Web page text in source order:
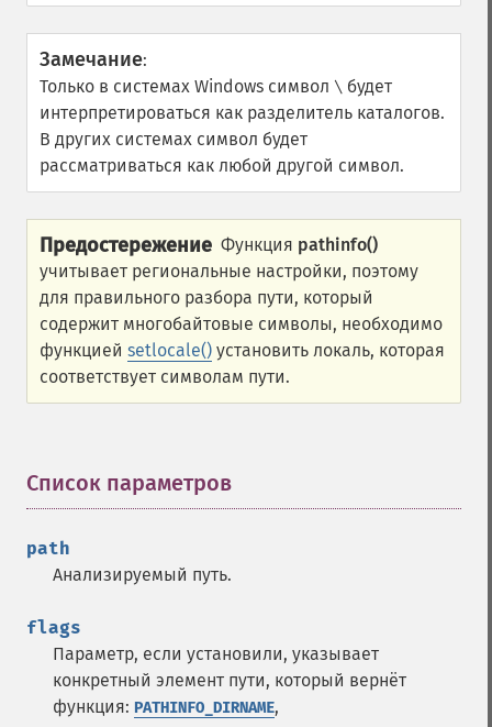
Замечание:
Только в системах Windows символ \ будет
интерпретироваться как разделитель каталогов.
В других системах символ будет
рассматриваться как любой другой символ.
Предостережение Функция pathinfo()
учитывает региональные настройки, поэтому
для правильного разбора пути, который
содержит многобайтовые символы, необходимо
функцией setlocale() установить локаль, которая
соответствует символам пути.
Список параметров
path
Анализируемый путь.
flags
Параметр, если установили, указывает
конкретный элемент пути, который вернёт
функция: PATHINFO_DIRNAME,